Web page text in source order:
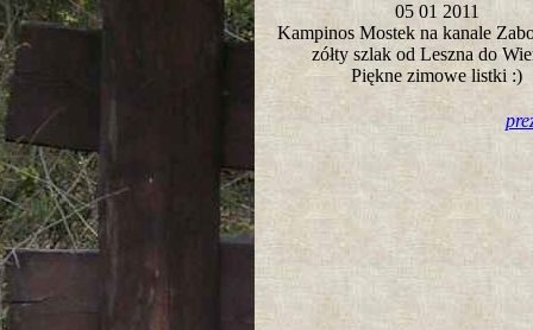
05 01 2011
Kampinos Mostek na kanale
zółty szlak od Leszna do
Piękne zimowe listki :)